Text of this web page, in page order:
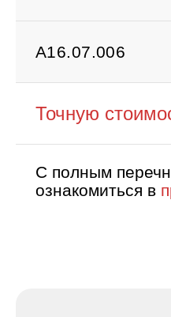
A16.07.006
Точную
С полным
ознакомиться в